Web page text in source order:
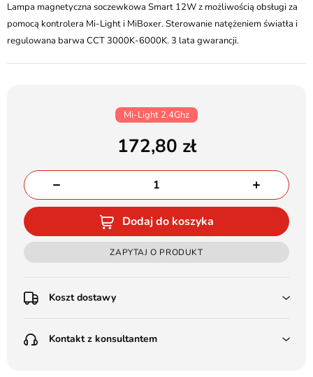
Lampa magnetyczna soczewkowa Smart 12W z możliwością obsługi za
pomocą kontrolera Mi-Light i MiBoxer. Sterowanie natężeniem światła i
regulowana barwa CCT 3000K-6000K. 3 lata gwarancji.
Mi-Light 2.4Ghz
172,80
Dodaj do koszyka
ZAPYTAJ O PRODUKT
Koszt dostawy
Poczta Polska Kurier 48H - 11 zł
Kontakt z konsultantem